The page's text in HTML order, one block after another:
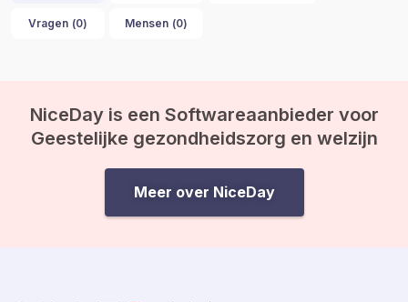
Vragen (0) Mensen (0)
NiceDay is een Softwareaanbieder voor
Geestelijke gezondheidszorg en welzijn
Meer over NiceDay